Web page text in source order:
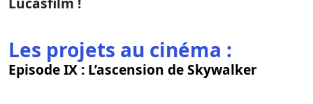
Les projets au cinéma :
Episode IX : L’ascension de Skywalker